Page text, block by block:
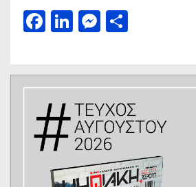
Facebook
LinkedIn
Messenger